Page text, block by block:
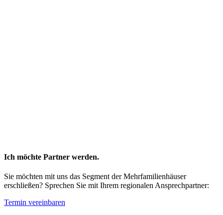
Ich möchte Partner werden.
Sie möchten mit uns das Segment der Mehrfamilienhäuser
erschließen? Sprechen Sie mit Ihrem regionalen Ansprechpartner:
Termin vereinbaren